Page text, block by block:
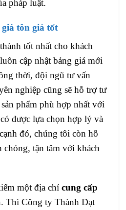
pháp luật.
tôn giá tốt
tốt nhất cho khách
cập nhật bảng giá mới
thời, đội ngũ tư vấn
nghiệp cũng sẽ hỗ trợ tư
phẩm phù hợp nhất với
được lựa chọn hợp lý và
đó, chúng tôi còn hỗ
chóng, tận tâm với khách
một địa chỉ cung cấp
Thì Công ty Thành Đạt